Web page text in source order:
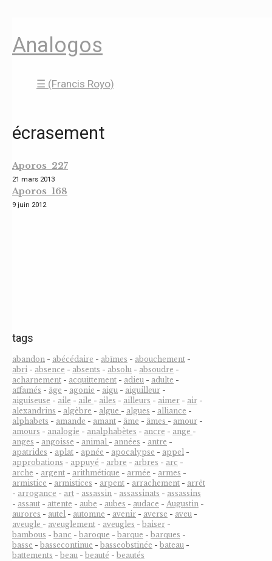
Analogos
☰ (Francis Royo)
écrasement
Aporos 227
21 mars 2013
Aporos 168
9 juin 2012
tags
abandon - abécédaire - abîmes - abouchement -
abri - absence - absents - absolu - absoudre -
acharnement - acquittement - adieu - adulte -
affamés - âge - agonie - aigu - aiguilleur -
aiguiseuse - aile - aile - ailes - ailleurs - aimer - air -
alexandrins - algèbre - algue - algues - alliance -
alphabets - amande - amant - âme - âmes - amour -
amours - analogie - analphabètes - ancre - ange -
anges - angoisse - animal - années - antre -
apatrides - aplat - apnée - apocalypse - appel -
approbations - appuyé - arbre - arbres - arc -
arche - argent - arithmétique - armée - armes -
armistice - armistices - arpent - arrachement - arrêt
- arrogance - art - assassin - assassinats - assassins
- assaut - attente - aube - aubes - audace - Augustin -
aurores - autel - automne - avenir - averse - aveu -
aveugle - aveuglement - aveugles - baiser -
bambous - banc - baroque - barque - barques -
basse - bassecontinue - basseobstinée - bateau -
battements - beau - beauté - beautés